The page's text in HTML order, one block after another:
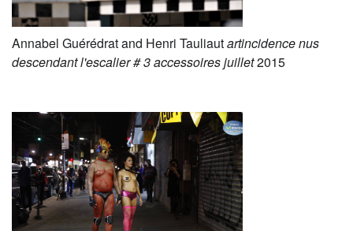
Annabel Guérédrat and Henri Tauliautartincidence nus
descendant l'escalier # 3 accessoires juillet2015